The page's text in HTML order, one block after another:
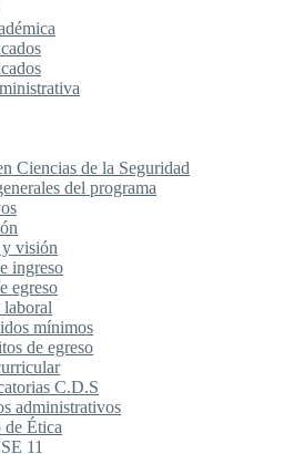
Ciencias de la Seguridad
del programa
visión
ingreso
egreso
laboral
mínimos
de egreso
C.D.S
administrativos
Ética
11